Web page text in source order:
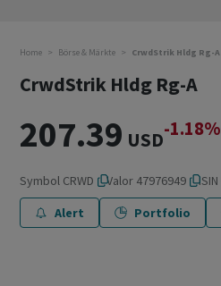
Home Börse & Märkte CrwdStrik Hldg Rg-A
CrwdStrik Hldg Rg-A
207.39 USD-1.18%
Symbol CRWD Valor 47976949 ISIN
Alert
Portfolio